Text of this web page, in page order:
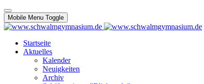
Mobile Menu Toggle
Startseite
Aktuelles
Kalender
Neuigkeiten
Archiv